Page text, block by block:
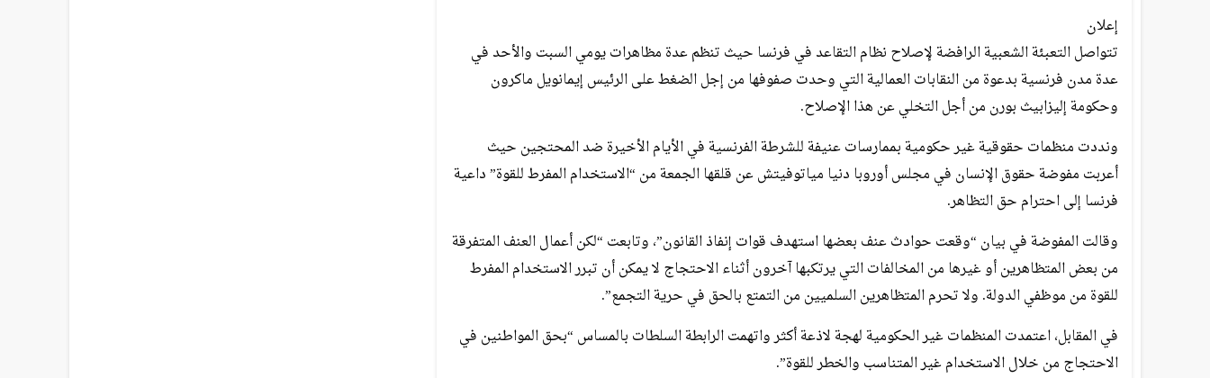
إعلان
تتواصل التعبئة الشعبية الرافضة لإصلاح نظام التقاعد في فرنسا حيث تنظم عدة مظاهرات يومي السبت والأحد في
عدة مدن فرنسية بدعوة من النقابات العمالية التي وحدت صفوفها من إجل الضغط على الرئيس إيمانويل ماكرون
وحكومة إليزابيث بورن من أجل التخلي عن هذا الإصلاح.
ونددت منظمات حقوقية غير حكومية بممارسات عنيفة للشرطة الفرنسية في الأيام الأخيرة ضد المحتجين حيث
أعربت مفوضة حقوق الإنسان في مجلس أوروبا دنيا مياتوفيتش عن قلقها الجمعة من “الاستخدام المفرط للقوة” داعية
فرنسا إلى احترام حق التظاهر.
وقالت المفوضة في بيان “وقعت حوادث عنف بعضها استهدف قوات إنفاذ القانون”، وتابعت “لكن أعمال العنف المتفرقة
من بعض المتظاهرين أو غيرها من المخالفات التي يرتكبها آخرون أثناء الاحتجاج لا يمكن أن تبرر الاستخدام المفرط
للقوة من موظفي الدولة. ولا تحرم المتظاهرين السلميين من التمتع بالحق في حرية التجمع”.
في المقابل، اعتمدت المنظمات غير الحكومية لهجة لاذعة أكثر واتهمت الرابطة السلطات بالمساس “بحق المواطنين في
الاحتجاج من خلال الاستخدام غير المتناسب والخطر للقوة”.